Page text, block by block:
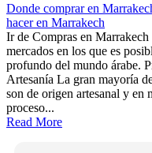
Donde comprar en
hacer en Marrakech
Ir de Compras en
mercados en los que es
profundo del mundo árabe.
Artesanía La gran mayoría
son de origen artesanal y en
proceso...
Read More